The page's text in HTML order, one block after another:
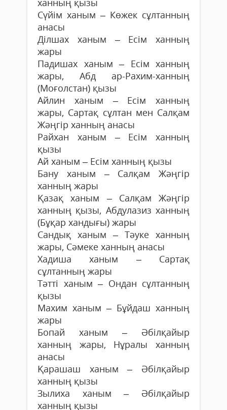
ханның қызы
Сүйім ханым – Көжек сұлтанның
анасы
Ділшах ханым – Есім ханның
жары
Падишах ханым – Есім ханның
жары, Абд ар-Рахим-ханның
(Моғолстан) қызы
Айлин ханым – Есім ханның
жары, Сартақ сұлтан мен Салқам
Жәңгір ханның анасы
Райхан ханым – Есім ханның
қызы
Ай ханым – Есім ханның қызы
Бану ханым – Салқам Жәңгір
ханның жары
Қазақ ханым – Салқам Жәңгір
ханның қызы, Абдулазиз ханның
(Бұқар хандығы) жары
Сандық ханым – Тәуке ханның
жары, Сәмеке ханның анасы
Хадиша ханым – Сартақ
сұлтанның жары
Тәтті ханым – Ондан сұлтанның
қызы
Махим ханым – Бұйдаш ханның
жары
Бопай ханым – Әбілқайыр
ханның жары, Нұралы ханның
анасы
Қарашаш ханым – Әбілқайыр
ханның қызы
Зылиха ханым – Әбілқайыр
ханның қызы